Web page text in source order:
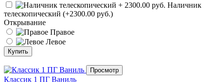
Наличник
телескопический (+2300.00 руб.)
Открывание
Правое
Левое
Купить
Просмотр
Классик 1 ПГ Ваниль